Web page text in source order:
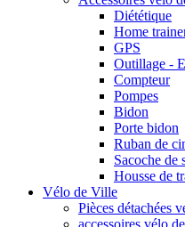
Diététique
Home
GPS
Outillage -
Compteur
Pompes
Bidon
Porte bidon
Ruban de
Sacoche de
Housse de
Vélo de Ville
Pièces détachées
accessoires vélo